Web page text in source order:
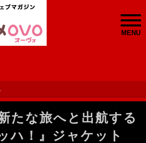
MENU
たな旅へと出航する
ハ！』ジャケット